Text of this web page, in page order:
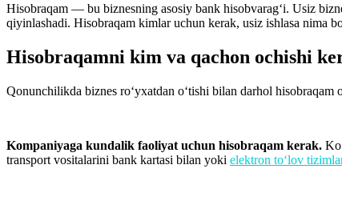
Hisobraqam — bu biznesning asosiy bank hisobvarag‘i. Usiz
qiyinlashadi. Hisobraqam kimlar uchun kerak, usiz ishlasa nima
Hisobraqamni kim va qachon ochishi
Qonunchilikda biznes ro‘yxatdan o‘tishi bilan darhol
Kompaniyaga kundalik faoliyat uchun hisobraqam kerak.
transport vositalarini bank kartasi bilan yoki elektron to‘lov